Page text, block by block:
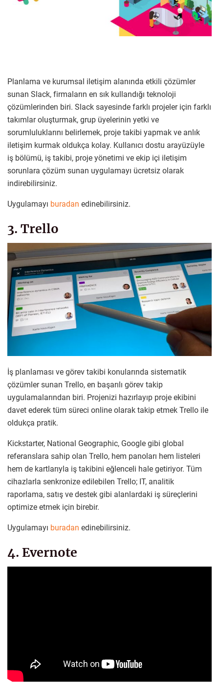
Planlama ve kurumsal iletişim alanında etkili çözümler
sunan Slack, firmaların en sık kullandığı teknoloji
çözümlerinden biri. Slack sayesinde farklı projeler için farklı
takımlar oluşturmak, grup üyelerinin yetki ve
sorumluluklarını belirlemek, proje takibi yapmak ve anlık
iletişim kurmak oldukça kolay. Kullanıcı dostu arayüzüyle
iş bölümü, iş takibi, proje yönetimi ve ekip içi iletişim
sorunlara çözüm sunan uygulamayı ücretsiz olarak
indirebilirsiniz.
Uygulamayı buradan edinebilirsiniz.
3. Trello
İş planlaması ve görev takibi konularında sistematik
çözümler sunan Trello, en başarılı görev takip
uygulamalarından biri. Projenizi hazırlayıp proje ekibini
davet ederek tüm süreci online olarak takip etmek Trello ile
oldukça pratik.
Kickstarter, National Geographic, Google gibi global
referanslara sahip olan Trello, hem panoları hem listeleri
hem de kartlarıyla iş takibini eğlenceli hale getiriyor. Tüm
cihazlarla senkronize edilebilen Trello; IT, analitik
raporlama, satış ve destek gibi alanlardaki iş süreçlerini
optimize etmek için birebir.
Uygulamayı buradan edinebilirsiniz.
4. Evernote